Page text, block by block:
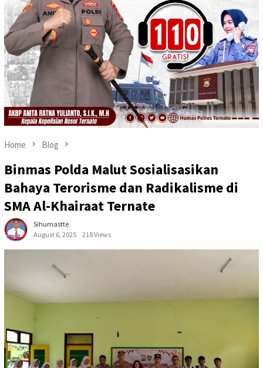
Home Blog
Binmas Polda Malut Sosialisasikan
Bahaya Terorisme dan Radikalisme di
SMA Al-Khairaat Ternate
Sihumastte
August 6, 2025
218 Views